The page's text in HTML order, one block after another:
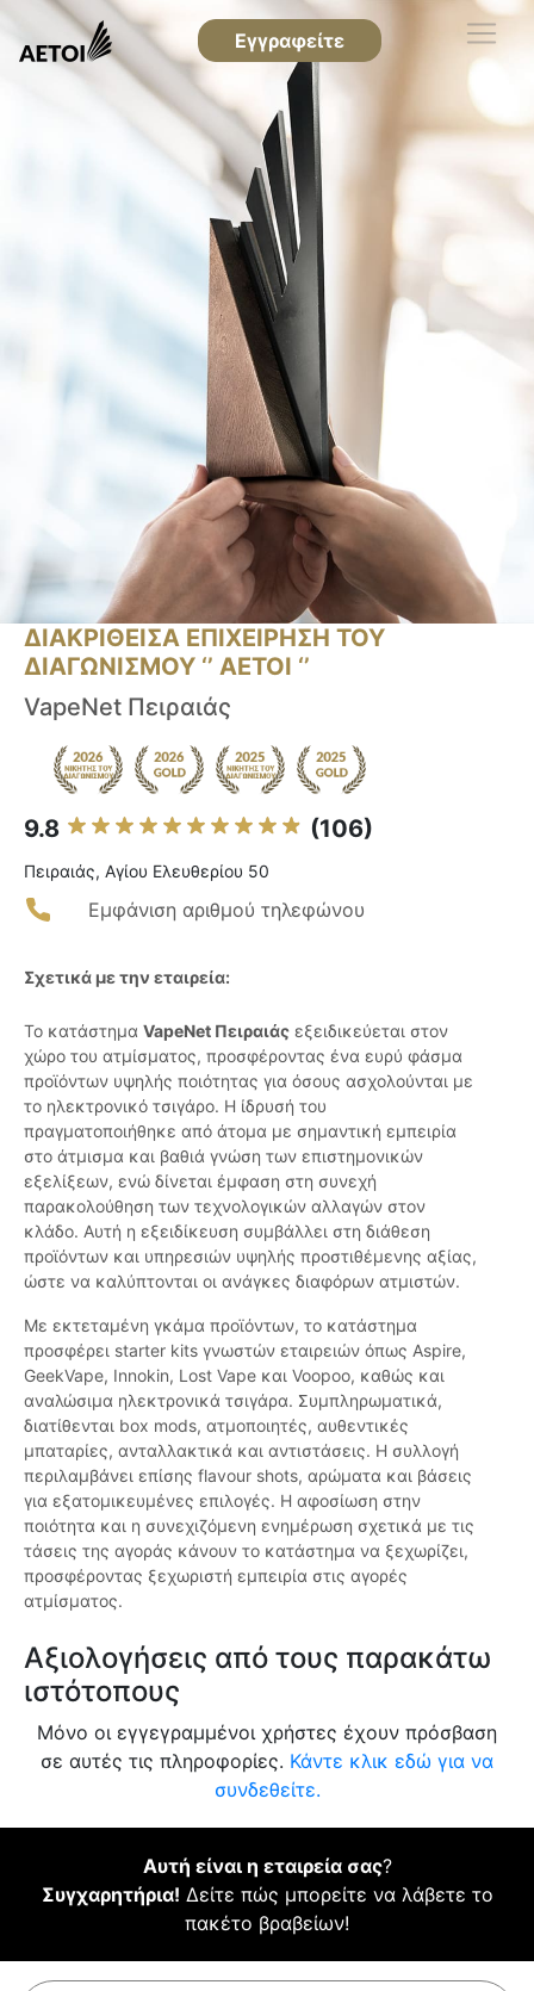
Εγγραφείτε
ΔΙΑΚΡΙΘΕΙΣΑ ΕΠΙΧΕΙΡΗΣΗ ΤΟΥ
ΔΙΑΓΩΝΙΣΜΟΥ ‘’ ΑΕΤΟΙ ‘’
VapeNet Πειραιάς
9.8 (106)
Πειραιάς, Αγίου Ελευθερίου 50
Εμφάνιση αριθμού τηλεφώνου
Σχετικά με την εταιρεία:
Το κατάστημα VapeNet Πειραιάς εξειδικεύεται στον
χώρο του ατμίσματος, προσφέροντας ένα ευρύ φάσμα
προϊόντων υψηλής ποιότητας για όσους ασχολούνται με
το ηλεκτρονικό τσιγάρο. Η ίδρυσή του
πραγματοποιήθηκε από άτομα με σημαντική εμπειρία
στο άτμισμα και βαθιά γνώση των επιστημονικών
εξελίξεων, ενώ δίνεται έμφαση στη συνεχή
παρακολούθηση των τεχνολογικών αλλαγών στον
κλάδο. Αυτή η εξειδίκευση συμβάλλει στη διάθεση
προϊόντων και υπηρεσιών υψηλής προστιθέμενης αξίας,
ώστε να καλύπτονται οι ανάγκες διαφόρων ατμιστών.
Με εκτεταμένη γκάμα προϊόντων, το κατάστημα
προσφέρει starter kits γνωστών εταιρειών όπως Aspire,
GeekVape, Innokin, Lost Vape και Voopoo, καθώς και
αναλώσιμα ηλεκτρονικά τσιγάρα. Συμπληρωματικά,
διατίθενται box mods, ατμοποιητές, αυθεντικές
μπαταρίες, ανταλλακτικά και αντιστάσεις. Η συλλογή
περιλαμβάνει επίσης flavour shots, αρώματα και βάσεις
για εξατομικευμένες επιλογές. Η αφοσίωση στην
ποιότητα και η συνεχιζόμενη ενημέρωση σχετικά με τις
τάσεις της αγοράς κάνουν το κατάστημα να ξεχωρίζει,
προσφέροντας ξεχωριστή εμπειρία στις αγορές
ατμίσματος.
Αξιολογήσεις από τους παρακάτω
ιστότοπους
Μόνο οι εγγεγραμμένοι χρήστες έχουν πρόσβαση
σε αυτές τις πληροφορίες. Κάντε κλικ εδώ για να
συνδεθείτε.
Αυτή είναι η εταιρεία σας?
Συγχαρητήρια! Δείτε πώς μπορείτε να λάβετε το
πακέτο βραβείων!